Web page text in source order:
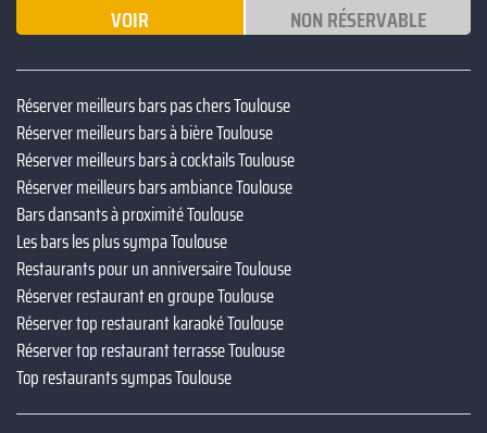
VOIR NON RÉSERVABLE
Réserver meilleurs bars pas chers Toulouse
Réserver meilleurs bars à bière Toulouse
Réserver meilleurs bars à cocktails Toulouse
Réserver meilleurs bars ambiance Toulouse
Bars dansants à proximité Toulouse
Les bars les plus sympa Toulouse
Restaurants pour un anniversaire Toulouse
Réserver restaurant en groupe Toulouse
Réserver top restaurant karaoké Toulouse
Réserver top restaurant terrasse Toulouse
Top restaurants sympas Toulouse